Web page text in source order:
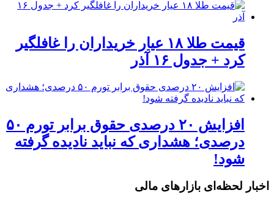
قیمت طلا ۱۸ عیار خریداران را غافلگیر
کرد + جدول ۱۶ آذر
افزایش ۲۰ درصدی حقوق برابر تورم ۵۰
درصدی؛ هشداری که نباید نادیده گرفته
شود!
اخبار لحظه‌ای بازارهای مالی